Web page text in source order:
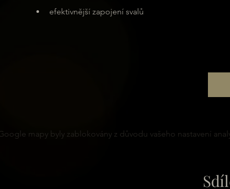
efektivnější zapojení svalů
mapy byly zablokovány z důvodu vašeho nastavení